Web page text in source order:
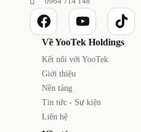
Về YooTek Holdings
Kết nối với YooTek
Giới thiệu
Nền tảng
Tin tức - Sự kiện
Liên hệ